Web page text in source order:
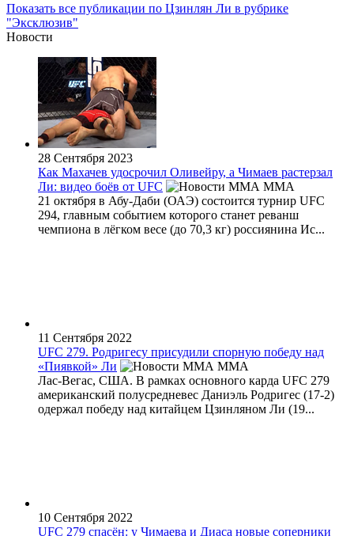
Показать все публикации по Цзинлян Ли в рубрике
"Эксклюзив"
Новости
28 Сентября 2023
Как Махачев удосрочил Оливейру, а Чимаев растерзал
Ли: видео боёв от UFC
MMA
21 октября в Абу-Даби (ОАЭ) состоится турнир UFC
294, главным событием которого станет реванш
чемпиона в лёгком весе (до 70,3 кг) россиянина Ис...
11 Сентября 2022
UFC 279. Родригесу присудили спорную победу над
«Пиявкой» Ли
MMA
Лас-Вегас, США. В рамках основного карда UFC 279
американский полусредневес Даниэль Родригес (17-2)
одержал победу над китайцем Цзинляном Ли (19...
10 Сентября 2022
UFC 279 спасён: у Чимаева и Диаса новые соперники